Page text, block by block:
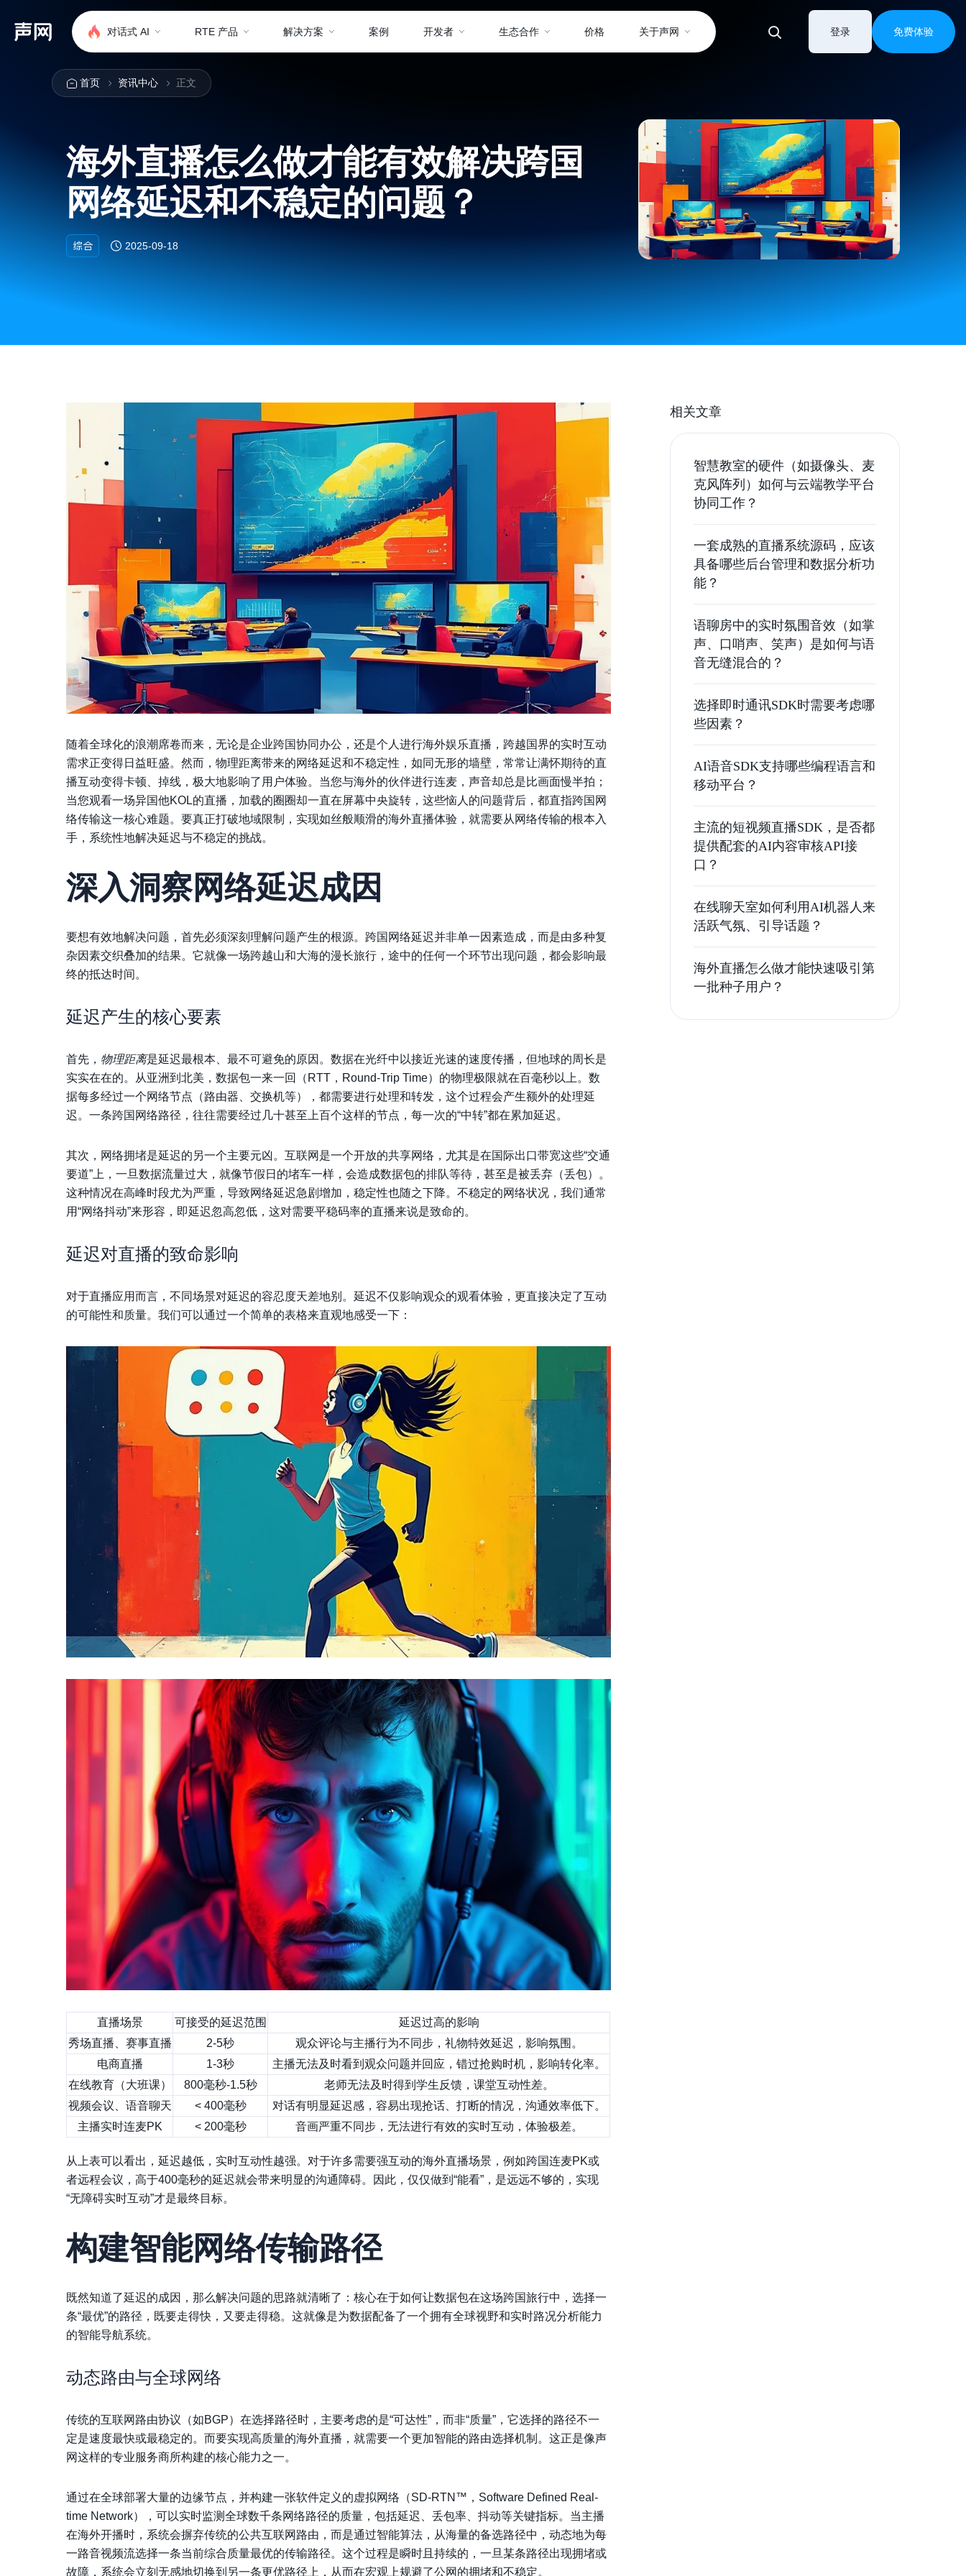
对话式 AI RTE 产品 解决方案 案例 开发者 生态合作 价格 关于声网 登录 免费体验
首页 资讯中心 正文
海外直播怎么做才能有效解决跨国
网络延迟和不稳定的问题？
综合 2025-09-18
随着全球化的浪潮席卷而来，无论是企业跨国协同办公，还是个人进行海外娱乐直播，跨越国界的实时互动
需求正变得日益旺盛。然而，物理距离带来的网络延迟和不稳定性，如同无形的墙壁，常常让满怀期待的直
播互动变得卡顿、掉线，极大地影响了用户体验。当您与海外的伙伴进行连麦，声音却总是比画面慢半拍；
当您观看一场异国他KOL的直播，加载的圈圈却一直在屏幕中央旋转，这些恼人的问题背后，都直指跨国网
络传输这一核心难题。要真正打破地域限制，实现如丝般顺滑的海外直播体验，就需要从网络传输的根本入
手，系统性地解决延迟与不稳定的挑战。
深入洞察网络延迟成因
要想有效地解决问题，首先必须深刻理解问题产生的根源。跨国网络延迟并非单一因素造成，而是由多种复
杂因素交织叠加的结果。它就像一场跨越山和大海的漫长旅行，途中的任何一个环节出现问题，都会影响最
终的抵达时间。
延迟产生的核心要素
首先， 物理距离是延迟最根本、最不可避免的原因。数据在光纤中以接近光速的速度传播，但地球的周长是
实实在在的。从亚洲到北美，数据包一来一回（RTT，Round-Trip Time）的物理极限就在百毫秒以上。数
据每多经过一个网络节点（路由器、交换机等），都需要进行处理和转发，这个过程会产生额外的处理延
迟。一条跨国网络路径，往往需要经过几十甚至上百个这样的节点，每一次的“中转”都在累加延迟。
其次， 网络拥堵是延迟的另一个主要元凶。互联网是一个开放的共享网络，尤其是在国际出口带宽这些“交通
要道”上，一旦数据流量过大，就像节假日的堵车一样，会造成数据包的排队等待，甚至是被丢弃（丢包）。
这种情况在高峰时段尤为严重，导致网络延迟急剧增加，稳定性也随之下降。不稳定的网络状况，我们通常
用“网络抖动”来形容，即延迟忽高忽低，这对需要平稳码率的直播来说是致命的。
延迟对直播的致命影响
对于直播应用而言，不同场景对延迟的容忍度天差地别。延迟不仅影响观众的观看体验，更直接决定了互动
的可能性和质量。我们可以通过一个简单的表格来直观地感受一下：
直播场景 可接受的延迟范围
延迟过高的影响
秀场直播、赛事直播
2-5秒
观众评论与主播行为不同步，礼物特效延迟，影响氛围。
电商直播
1-3秒
主播无法及时看到观众问题并回应，错过抢购时机，影响转化率。
在线教育（大班课）
800毫秒-1.5秒
老师无法及时得到学生反馈，课堂互动性差。
视频会议、语音聊天
< 400毫秒
对话有明显延迟感，容易出现抢话、打断的情况，沟通效率低下。
主播实时连麦PK
< 200毫秒 音画严重不同步，无法进行有效的实时互动，体验极差。
从上表可以看出，延迟越低，实时互动性越强。对于许多需要强互动的海外直播场景，例如跨国连麦PK或
者远程会议，高于400毫秒的延迟就会带来明显的沟通障碍。因此，仅仅做到“能看”，是远远不够的，实现
“无障碍实时互动”才是最终目标。
构建智能网络传输路径
既然知道了延迟的成因，那么解决问题的思路就清晰了：核心在于如何让数据包在这场跨国旅行中，选择一
条“最优”的路径，既要走得快，又要走得稳。这就像是为数据配备了一个拥有全球视野和实时路况分析能力
的智能导航系统。
动态路由与全球网络
传统的互联网路由协议（如BGP）在选择路径时，主要考虑的是“可达性”，而非“质量”，它选择的路径不一
定是速度最快或最稳定的。而要实现高质量的海外直播，就需要一个更加智能的路由选择机制。这正是像声
网这样的专业服务商所构建的核心能力之一。
通过在全球部署大量的边缘节点，并构建一张软件定义的虚拟网络（SD-RTN™，Software Defined Real-
time Network），可以实时监测全球数千条网络路径的质量，包括延迟、丢包率、抖动等关键指标。当主播
在海外开播时，系统会摒弃传统的公共互联网路由，而是通过智能算法，从海量的备选路径中，动态地为每
一路音视频流选择一条当前综合质量最优的传输路径。这个过程是瞬时且持续的，一旦某条路径出现拥堵或
故障，系统会立刻无感地切换到另一条更优路径上，从而在宏观上规避了公网的拥堵和不稳定。
相关文章
智慧教室的硬件（如摄像头、麦
克风阵列）如何与云端教学平台
协同工作？
一套成熟的直播系统源码，应该
具备哪些后台管理和数据分析功
能？
语聊房中的实时氛围音效（如掌
声、口哨声、笑声）是如何与语
音无缝混合的？
选择即时通讯SDK时需要考虑哪
些因素？
AI语音SDK支持哪些编程语言和
移动平台？
主流的短视频直播SDK，是否都
提供配套的AI内容审核API接
口？
在线聊天室如何利用AI机器人来
活跃气氛、引导话题？
海外直播怎么做才能快速吸引第
一批种子用户？